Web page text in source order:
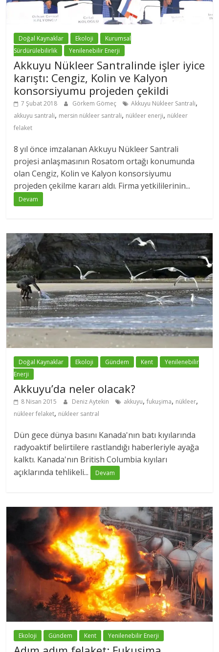
Doğal Kaynaklar Ekoloji
Kurumsal
Sürdürülebilirlik
Yenilenebilir Enerji
Akkuyu Nükleer Santralinde işler iyice
karıştı: Cengiz, Kolin ve Kalyon
konsorsiyumu projeden çekildi
7 Şubat 2018 Görkem Gömeç Akkuyu Nükleer Santrali,
akkuyu santrali, mersin nükleer santrali, nükleer enerji, nükleer
felaket
8 yıl önce imzalanan Akkuyu Nükleer Santrali
projesi anlaşmasının Rosatom ortağı konumunda
olan Cengiz, Kolin ve Kalyon konsorsiyumu
projeden çekilme kararı aldı. Firma yetkililerinin...
Devam
Doğal Kaynaklar Ekoloji Gündem Kent
Yenilenebilir
Enerji
Akkuyu’da neler olacak?
8 Nisan 2015 Deniz Aytekin akkuyu,fukuşima, nükleer,
nükleer felaket, nükleer santral
Dün gece dünya basını Kanada'nın batı kıyılarında
radyoaktif belirtilere rastlandığı haberleriyle ayağa
kalktı. Kanada'nın British Columbia kıyıları
açıklarında tehlikeli...
Devam
Ekoloji Gündem Kent Yenilenebilir Enerji